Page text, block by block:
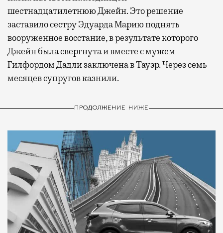
шестнадцатилетнюю Джейн. Это решение
заставило сестру Эдуарда Марию поднять
вооруженное восстание, в результате которого
Джейн была свергнута и вместе с мужем
Гилфордом Дадли заключена в Тауэр. Через семь
месяцев супругов казнили.
ПРОДОЛЖЕНИЕ НИЖЕ